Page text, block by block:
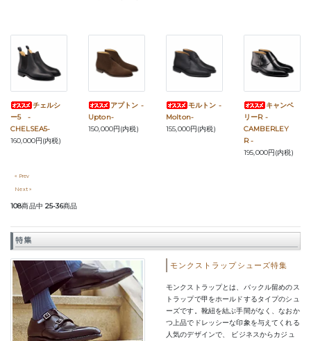
チェルシ
ー5 -
CHELSEA5-
160,000円(内税)
アプトン -
Upton-
150,000円(内税)
モルトン -
Molton-
155,000円(内税)
キャンベ
リーR -
CAMBERLEY
R -
195,000円(内税)
« Prev
Next »
108商品中 25-36商品
特集
モンクストラップシューズ特集
モンクストラップとは、バックル留めのス
トラップで甲をホールドするタイプのシュ
ーズです。靴紐を結ぶ手間がなく、なおか
つ上品でドレッシーな印象を与えてくれる
人気のデザインで、 ビジネスからカジュ